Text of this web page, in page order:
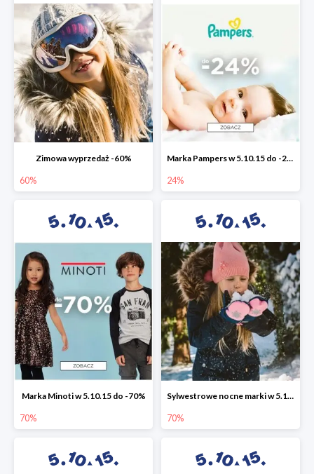
Zimowa wyprzedaż -60%
60%
Marka Pampers w 5.10.15 do -24%
24%
Marka Minoti w 5.10.15 do -70%
70%
Sylwestrowe nocne marki w 5.10.15 do -70%
70%